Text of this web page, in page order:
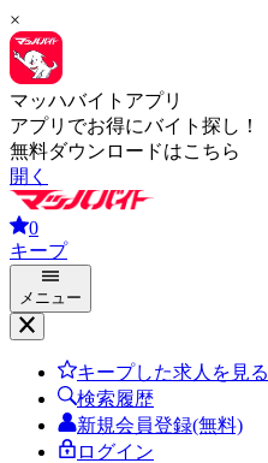
×
マッハバイトアプリ
アプリでお得にバイト探し！
無料ダウンロードはこちら
開く
0
キープ
メニュー
キープした求人を見る
検索履歴
新規会員登録(無料)
ログイン